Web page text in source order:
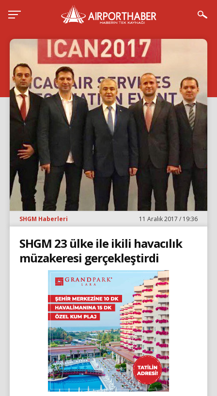
SHGM Haberleri 11 Aralık 2017 / 19:36
SHGM 23 ülke ile ikili havacılık
müzakeresi gerçekleştirdi